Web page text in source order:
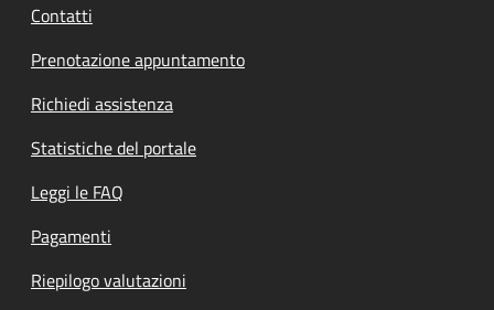
Contatti
Prenotazione appuntamento
Richiedi assistenza
Statistiche del portale
Leggi le FAQ
Pagamenti
Riepilogo valutazioni